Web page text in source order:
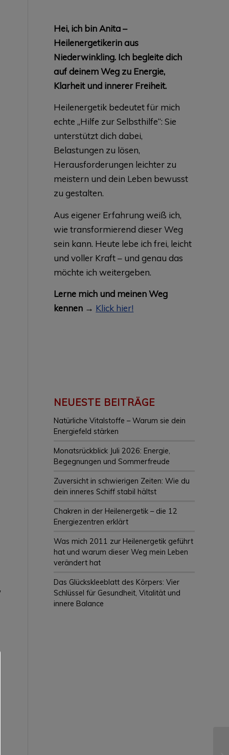
Hei, ich bin Anita –
Heilenergetikerin aus
Niederwinkling. Ich begleite dich
auf deinem Weg zu Energie,
Klarheit und innerer Freiheit.
Heilenergetik bedeutet für mich
echte „Hilfe zur Selbsthilfe“: Sie
unterstützt dich dabei,
Belastungen zu lösen,
Herausforderungen leichter zu
meistern und dein Leben bewusst
zu gestalten.
Aus eigener Erfahrung weiß ich,
wie transformierend dieser Weg
sein kann. Heute lebe ich frei, leicht
und voller Kraft – und genau das
möchte ich weitergeben.
Lerne mich und meinen Weg
kennen → Klick hier!
NEUESTE BEITRÄGE
Natürliche Vitalstoffe – Warum sie dein
Energiefeld stärken
Monatsrückblick Juli 2026: Energie,
Begegnungen und Sommerfreude
Zuversicht in schwierigen Zeiten: Wie du
dein inneres Schiff stabil hältst
Chakren in der Heilenergetik – die 12
Energiezentren erklärt
Was mich 2011 zur Heilenergetik geführt
hat und warum dieser Weg mein Leben
verändert hat
Das Glückskleeblatt des Körpers: Vier
Schlüssel für Gesundheit, Vitalität und
innere Balance